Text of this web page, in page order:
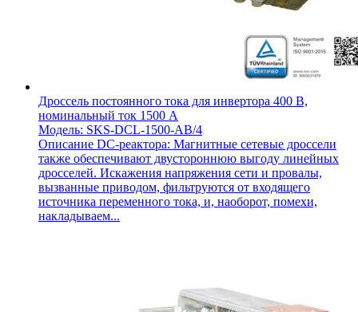
Дроссель постоянного тока для инвертора 400 В,
номинальный ток 1500 А
Модель: SKS-DCL-1500-AB/4
Описание DC-реактора: Магнитные сетевые дроссели
также обеспечивают двустороннюю выгоду линейных
дросселей. Искажения напряжения сети и провалы,
вызванные приводом, фильтруются от входящего
источника переменного тока, и, наоборот, помехи,
накладываем...